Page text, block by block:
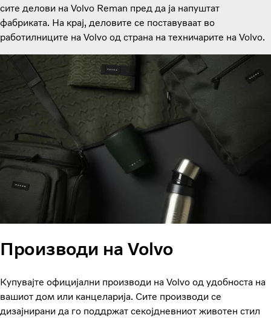
сите делови на Volvo Reman пред да ја напуштат
фабриката. На крај, деловите се поставуваат во
работилниците на Volvo од страна на техничарите на Volvo.
Производи на Volvo
Купувајте официјални производи на Volvo од удобноста на
вашиот дом или канцеларија. Сите производи се
дизајнирани да го поддржат секојдневниот животен стил